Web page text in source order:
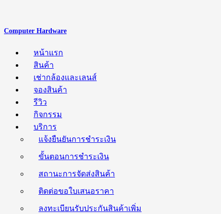
Computer Hardware
หน้าแรก
สินค้า
เช่ากล้องและเลนส์
จองสินค้า
รีวิว
กิจกรรม
บริการ
แจ้งยืนยันการชำระเงิน
ขั้นตอนการชำระเงิน
สถานะการจัดส่งสินค้า
ติดต่อขอใบเสนอราคา
ลงทะเบียนรับประกันสินค้าเพิ่ม